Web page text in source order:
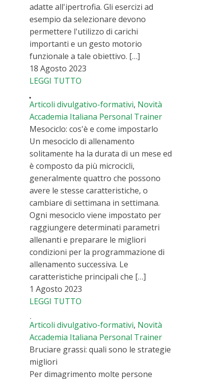
adatte all'ipertrofia. Gli esercizi ad
esempio da selezionare devono
permettere l'utilizzo di carichi
importanti e un gesto motorio
funzionale a tale obiettivo. […]
18 Agosto 2023
LEGGI TUTTO
Articoli divulgativo-formativi, Novità
Accademia Italiana Personal Trainer
Mesociclo: cos'è e come impostarlo
Un mesociclo di allenamento
solitamente ha la durata di un mese ed
è composto da più microcicli,
generalmente quattro che possono
avere le stesse caratteristiche, o
cambiare di settimana in settimana.
Ogni mesociclo viene impostato per
raggiungere determinati parametri
allenanti e preparare le migliori
condizioni per la programmazione di
allenamento successiva. Le
caratteristiche principali che […]
1 Agosto 2023
LEGGI TUTTO
Articoli divulgativo-formativi, Novità
Accademia Italiana Personal Trainer
Bruciare grassi: quali sono le strategie
migliori
Per dimagrimento molte persone